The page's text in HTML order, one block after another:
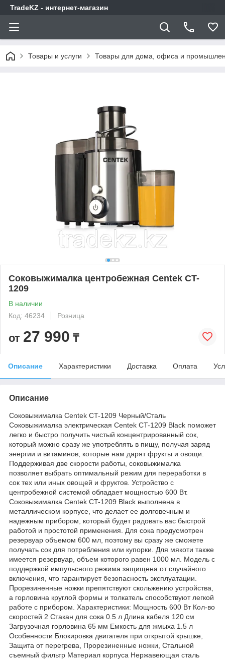
TradeKZ - интернет-магазин
Товары и услуги Товары для дома, офиса и
Соковыжималка центробежная Centek CT-
1209
В наличии
Код: 46234
Розница
от 27 990 ₸
Описание Характеристики Доставка Оплата
Описание
Соковыжималка Centek CT-1209 Черный/Сталь
Соковыжималка электрическая Centek CT-1209 Black поможет
легко и быстро получить чистый концентрированный сок,
который можно сразу же употреблять в пищу, получая заряд
энергии и витаминов, которые нам дарят фрукты и овощи.
Поддерживая две скорости работы, соковыжималка
позволяет выбрать оптимальный режим для переработки в
сок тех или иных овощей и фруктов. Устройство с
центробежной системой обладает мощностью 600 Вт.
Соковыжималка Centek CT-1209 Black выполнена в
металлическом корпусе, что делает ее долговечным и
надежным прибором, который будет радовать вас быстрой
работой и простотой применения. Для сока предусмотрен
резервуар объемом 600 мл, поэтому вы сразу же сможете
получать сок для потребления или купорки. Для мякоти также
имеется резервуар, объем которого равен 1000 мл. Модель с
поддержкой импульсного режима защищена от случайного
включения, что гарантирует безопасность эксплуатации.
Прорезиненные ножки препятствуют скольжению устройства,
а горловина круглой формы и толкатель способствуют легкой
работе с прибором. Характеристики: Мощность 600 Вт Кол-во
скоростей 2 Стакан для сока 0.5 л Длина кабеля 120 см
Загрузочная горловина 65 мм Емкость для жмыха 1.5 л
Особенности Блокировка двигателя при открытой крышке,
Защита от перегрева, Прорезиненные ножки, Стальной
съемный фильтр Материал корпуса Нержавеющая сталь